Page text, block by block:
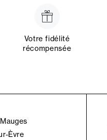
Votre fidélité
récompensée
Èvre